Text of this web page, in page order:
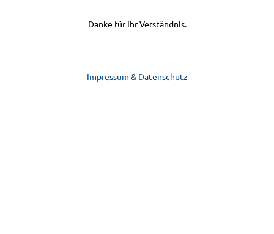
Danke für Ihr Verständnis.
Impressum & Datenschutz